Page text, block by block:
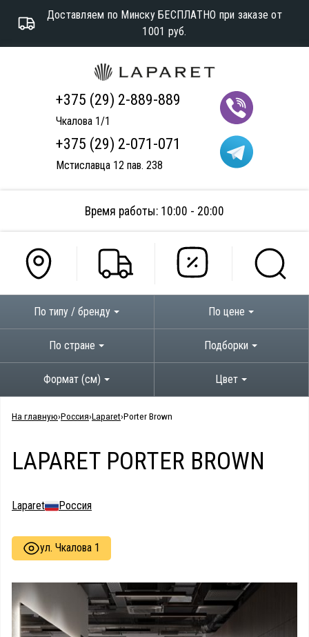
Доставляем по Минску БЕСПЛАТНО при заказе от
1001 руб.
+375 (29) 2-889-889
Чкалова 1/1
+375 (29) 2-071-071
Мстиславца 12 пав. 238
Время работы: 10:00 - 20:00
По типу / бренду По цене
По стране Подборки
Формат (см) Цвет
На главную Россия Laparet Porter Brown
LAPARET PORTER BROWN
Laparet Россия
ул. Чкалова 1